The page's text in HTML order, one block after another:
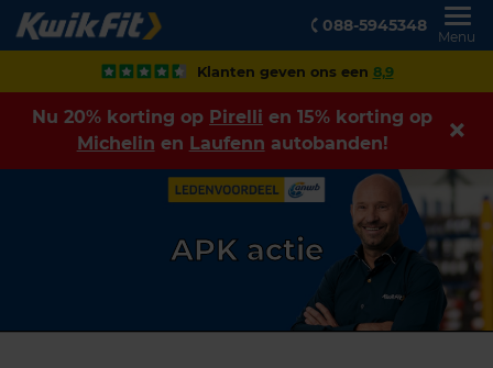
088-5945348
Menu
Klanten geven ons een 8,9
Nu 20% korting op Pirelli en 15% korting op
Michelin en Laufenn autobanden!
APK actie